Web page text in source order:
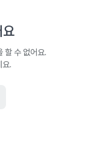
요
할 수 없어요.
요.